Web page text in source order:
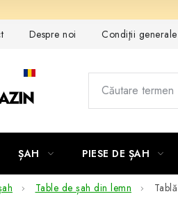
Despre noi Condiţii
ȘAH PIESE DE ȘAH
Table de șah din lemn